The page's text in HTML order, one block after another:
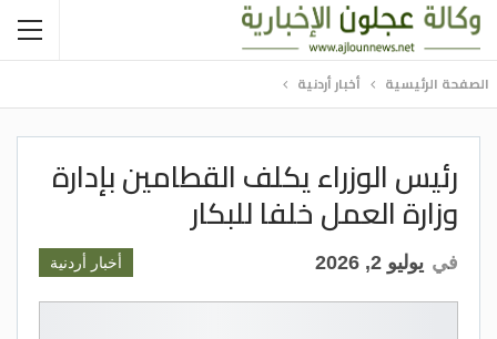
الصفحة الرئيسية أخبار أردنية
رئيس الوزراء يكلف القطامين بإدارة
وزارة العمل خلفا للبكار
أخبار أردنية في يوليو 2, 2026